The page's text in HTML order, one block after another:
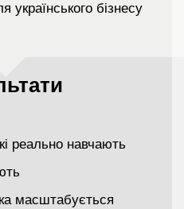
українського бізнесу
реально навчають
масштабується